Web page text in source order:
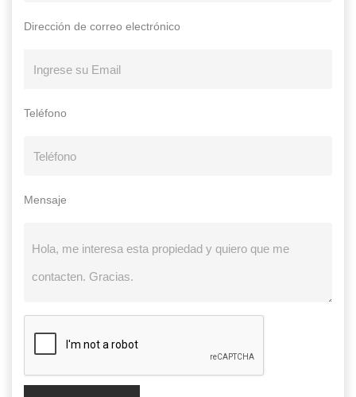
Dirección de correo electrónico
Teléfono
Mensaje